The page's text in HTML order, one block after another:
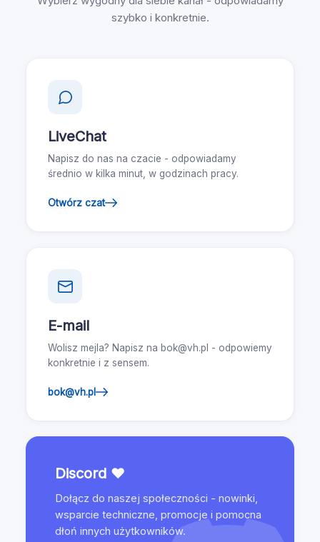
szybko i konkretnie.
LiveChat
Napisz do nas na czacie - odpowiadamy
średnio w kilka minut, w godzinach pracy.
Otwórz czat
E-mail
Wolisz mejla? Napisz na bok@vh.pl - odpowiemy
konkretnie i z sensem.
bok@vh.pl
Discord ❤
Dołącz do naszej społeczności - nowinki,
wsparcie techniczne, promocje i pomocna
dłoń innych użytkowników.